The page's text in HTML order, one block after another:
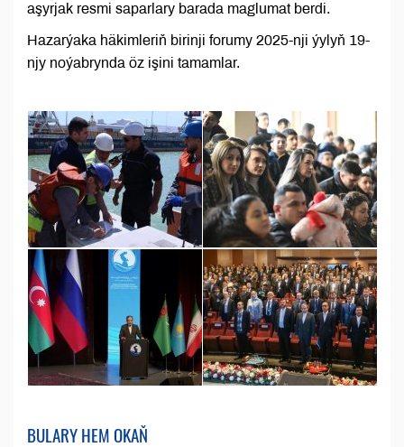
aşyrjak resmi saparlary barada maglumat berdi.
Hazarýaka häkimleriň birinji forumy 2025-nji ýylyň 19-
njy noýabrynda öz işini tamamlar.
BULARY HEM OKAŇ